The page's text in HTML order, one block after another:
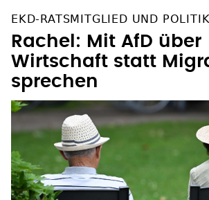
EKD-RATSMITGLIED UND
Rachel: Mit AfD über
Wirtschaft statt
sprechen